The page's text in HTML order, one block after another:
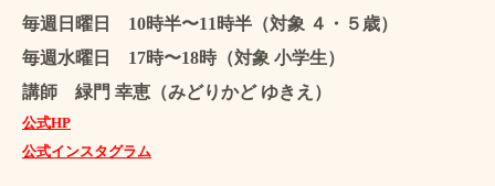
毎週日曜日 10時半〜11時半（対象 ４・５歳）
毎週水曜日 17時〜18時（対象 小学生）
講師 緑門 幸恵（みどりかど ゆきえ）
公式HP
公式インスタグラム